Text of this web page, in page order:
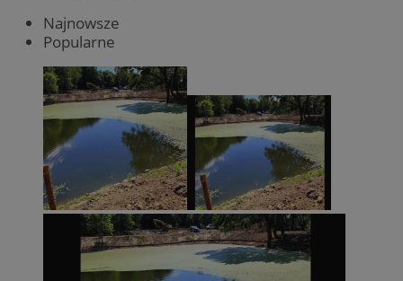
Najnowsze
Popularne